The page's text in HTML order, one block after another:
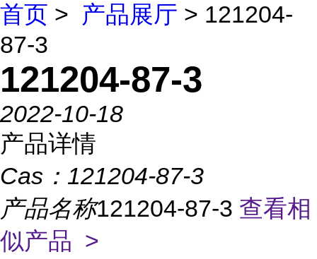
首页 > 产品展厅 > 121204-
87-3
121204-87-3
2022-10-18
产品详情
Cas： 121204-87-3
产品名称121204-87-3 查看相
似产品 >